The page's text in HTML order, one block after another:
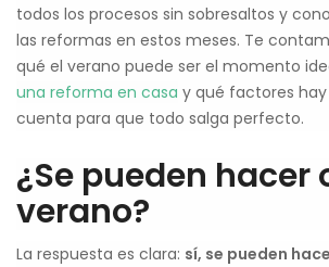
todos los procesos sin sobresaltos y
las reformas en estos meses. Te
qué el verano puede ser el momento
una reforma en casa y qué factores
cuenta para que todo salga perfecto.
¿Se pueden hacer
verano?
La respuesta es clara: sí, se pueden